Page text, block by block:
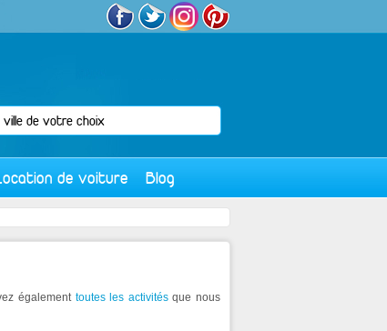
de voiture Blog
également toutes les activitésque nous